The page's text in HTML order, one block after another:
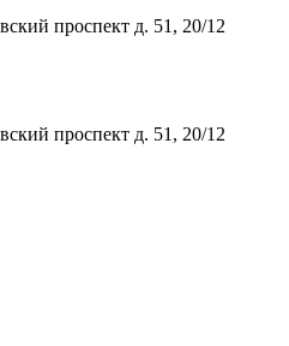
проспект д. 51, 20/12
проспект д. 51, 20/12